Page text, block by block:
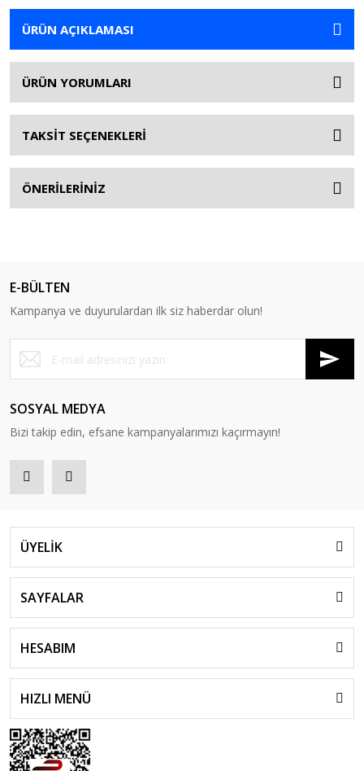
ÜRÜN AÇIKLAMASI
ÜRÜN YORUMLARI
TAKSİT SEÇENEKLERİ
ÖNERİLERİNİZ
E-BÜLTEN
Kampanya ve duyurulardan ilk siz haberdar olun!
SOSYAL MEDYA
Bizi takip edin, efsane kampanyalarımızı kaçırmayın!
ÜYELİK
SAYFALAR
HESABIM
HIZLI MENÜ